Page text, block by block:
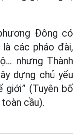
Đông có
các pháo đài,
nhưng Thành
dựng chủ yếu
(Tuyên bố
cầu).